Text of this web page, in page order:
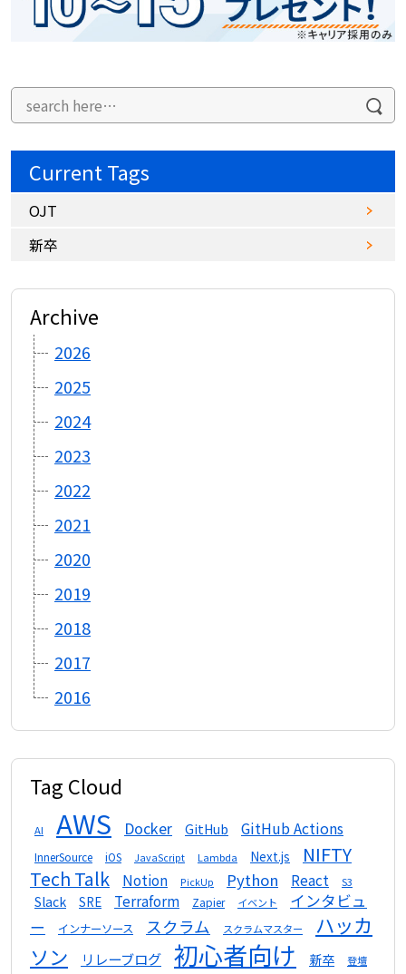
Current Tags
OJT
新卒
Archive
2026
2025
2024
2023
2022
2021
2020
2019
2018
2017
2016
Tag Cloud
AI AWS Docker GitHub GitHub Actions
InnerSource iOS JavaScript Lambda Next.js
NIFTY
Tech Talk
Notion PickUp Python React S3
Slack SRE Terraform Zapier イベント
インタビュ
ー
インナーソース スクラム スクラムマスター
ハッカ
ソン
リレーブログ 初心者向け 新卒 登壇